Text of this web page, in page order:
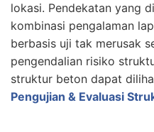
lokasi. Pendekatan yang
kombinasi pengalaman
berbasis uji tak merusak
pengendalian risiko
struktur beton dapat
Pengujian & Evaluasi